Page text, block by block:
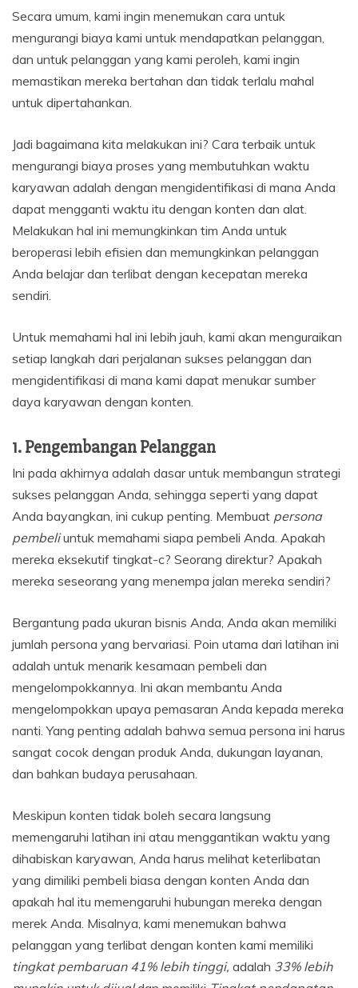
Secara umum, kami ingin menemukan cara untuk
mengurangi biaya kami untuk mendapatkan pelanggan,
dan untuk pelanggan yang kami peroleh, kami ingin
memastikan mereka bertahan dan tidak terlalu mahal
untuk dipertahankan.
Jadi bagaimana kita melakukan ini? Cara terbaik untuk
mengurangi biaya proses yang membutuhkan waktu
karyawan adalah dengan mengidentifikasi di mana Anda
dapat mengganti waktu itu dengan konten dan alat.
Melakukan hal ini memungkinkan tim Anda untuk
beroperasi lebih efisien dan memungkinkan pelanggan
Anda belajar dan terlibat dengan kecepatan mereka
sendiri.
Untuk memahami hal ini lebih jauh, kami akan menguraikan
setiap langkah dari perjalanan sukses pelanggan dan
mengidentifikasi di mana kami dapat menukar sumber
daya karyawan dengan konten.
1. Pengembangan Pelanggan
Ini pada akhirnya adalah dasar untuk membangun strategi
sukses pelanggan Anda, sehingga seperti yang dapat
Anda bayangkan, ini cukup penting. Membuat persona
pembeliuntuk memahami siapa pembeli Anda. Apakah
mereka eksekutif tingkat-c? Seorang direktur? Apakah
mereka seseorang yang menempa jalan mereka sendiri?
Bergantung pada ukuran bisnis Anda, Anda akan memiliki
jumlah persona yang bervariasi. Poin utama dari latihan ini
adalah untuk menarik kesamaan pembeli dan
mengelompokkannya. Ini akan membantu Anda
mengelompokkan upaya pemasaran Anda kepada mereka
nanti. Yang penting adalah bahwa semua persona ini harus
sangat cocok dengan produk Anda, dukungan layanan,
dan bahkan budaya perusahaan.
Meskipun konten tidak boleh secara langsung
memengaruhi latihan ini atau menggantikan waktu yang
dihabiskan karyawan, Anda harus melihat keterlibatan
yang dimiliki pembeli biasa dengan konten Anda dan
apakah hal itu memengaruhi hubungan mereka dengan
merek Anda. Misalnya, kami menemukan bahwa
pelanggan yang terlibat dengan konten kami memiliki
tingkat pembaruan 41% lebih tinggi, adalah 33% lebih